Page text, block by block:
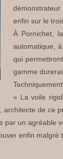
enfin sur le
À Pornichet,
automatique,
qui
gamme
« La voile
architecte de ce
par un agréable
enfin malgré